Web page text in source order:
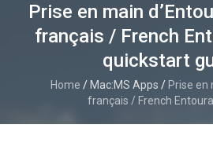
Prise en main
français / French
quickstart
Home / Mac:MS Apps / Prise en
français / French